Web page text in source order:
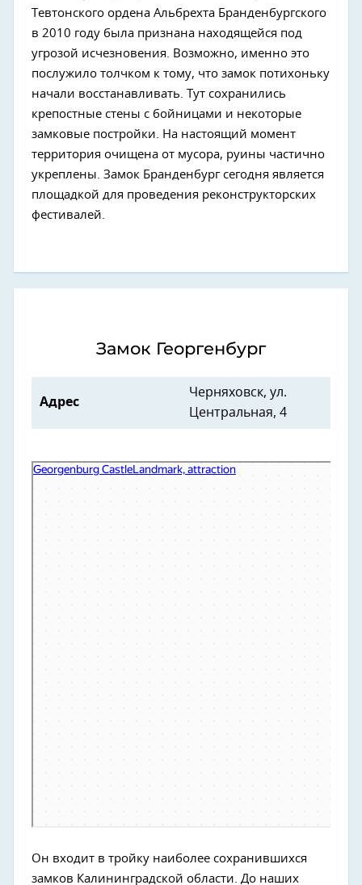
Тевтонского ордена Альбрехта Бранденбургского
в 2010 году была признана находящейся под
угрозой исчезновения. Возможно, именно это
послужило толчком к тому, что замок потихоньку
начали восстанавливать. Тут сохранились
крепостные стены с бойницами и некоторые
замковые постройки. На настоящий момент
территория очищена от мусора, руины частично
укреплены. Замок Бранденбург сегодня является
площадкой для проведения реконструкторских
фестивалей.
Замок Георгенбург
Адрес
Черняховск, ул.
Центральная, 4
Замок Георгенбург
Он входит в тройку наиболее сохранившихся
замков Калининградской области. До наших